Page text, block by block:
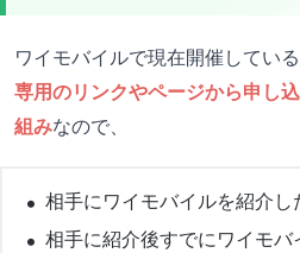
ワイモバイルで現在開催してい
専用のリンクやページから申し
組みなので、
相手にワイモバイルを紹介し
相手に紹介後すでにワイモ